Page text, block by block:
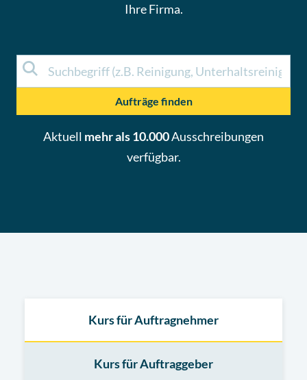
Ihre Firma.
Aufträge finden
Aktuell mehr als 10.000Ausschreibungen
verfügbar.
Kurs für Auftragnehmer
Kurs für Auftraggeber